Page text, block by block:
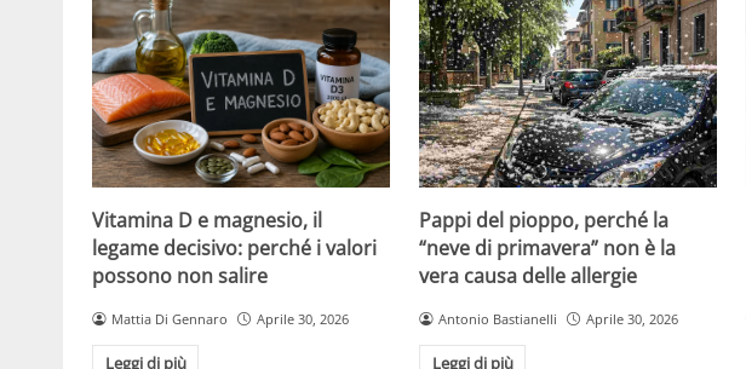
Vitamina D e magnesio, il
legame decisivo: perché i valori
possono non salire
Mattia Di Gennaro Aprile 30, 2026
Leggi di più
Pappi del pioppo, perché la
“neve di primavera” non è la
vera causa delle allergie
Antonio Bastianelli Aprile 30, 2026
Leggi di più